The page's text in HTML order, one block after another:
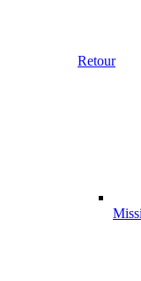
Retour